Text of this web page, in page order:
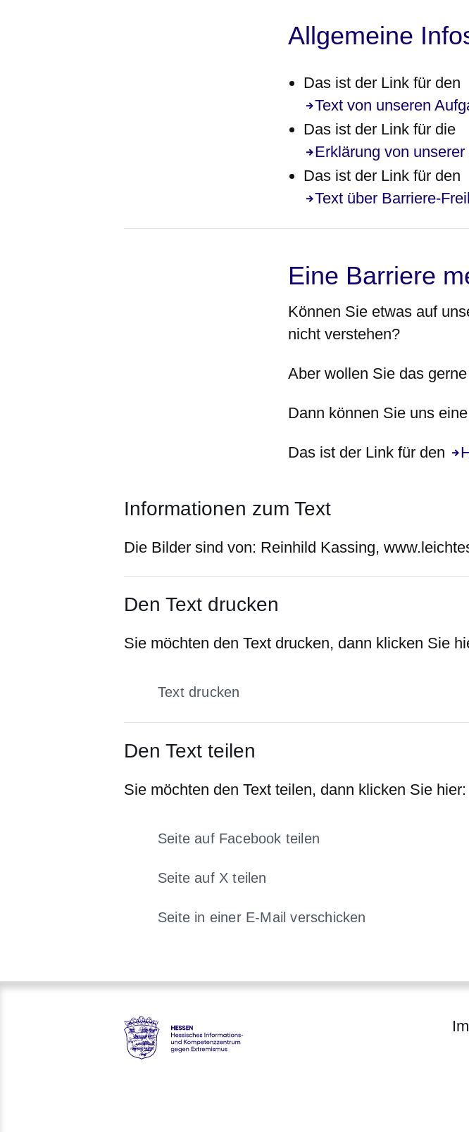
Allgemeine
Das ist der Link für den
Text von unseren
Das ist der Link für die
Erklärung von
Das ist der Link für den
Text über Barriere-
Eine Barriere
Können Sie etwas auf
nichtverstehen?
Aber wollen Sie das
Dann können Sie uns
Das ist der Link für den
Informationen zum Text
Die Bilder sind von: Reinhild Kassing,
Den Text drucken
Sie möchten den Text drucken, dann klicken Sie
Text drucken
Den Text teilen
Sie möchten den Text teilen, dann klicken Sie hier:
Seite auf Facebook teilen
Öffnet sich in einem neuen Fenster
Seite auf X teilen
Öffnet sich in einem neuen Fenster
Seite in einer E-Mail verschicken
Öffnet sich in einem neuen Fenster
Hessen - Hessisches Informations- und